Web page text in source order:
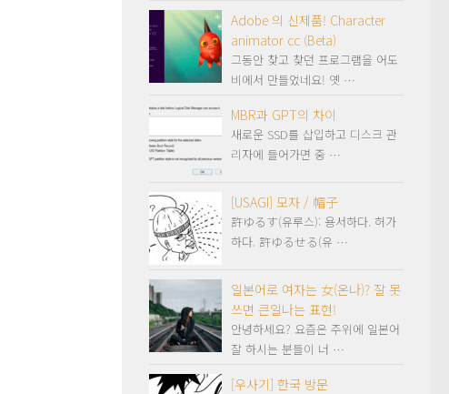
Adobe 의 신제품! Character
animator cc (Beta)
그동안 찾고 찾던 프로그램을 어도
비에서 만들었네요! 옛 …
MBR과 GPT의 차이
새로운 SSD를 삽입하고 디스크 관
리자에 들어가면 중 …
[USAGI] 모자 / 帽子
許ゆるす(유루스): 용서하다. 허가
하다. 許ゆるせる(유 …
일본어로 여자는 女(온나)? 잘 못
쓰면 큰일나는 표현!
안녕하세요? 요즘은 주위에 일본어
잘 하시는 분들이 너 …
[우사기] 한국 방문